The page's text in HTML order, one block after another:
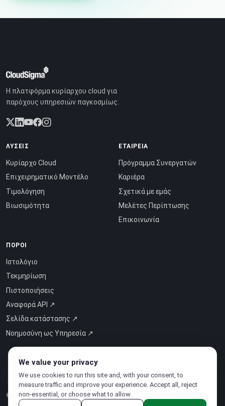
Η πλατφόρμα κυρίαρχου cloud για
παρόχους υπηρεσιών παγκοσμίως.
ΛΎΣΕΙΣ
Κυρίαρχο Cloud
Επιχειρηματικό Μοντέλο
Τιμολόγηση
Βιωσιμότητα
ΕΤΑΙΡΕΊΑ
Πρόγραμμα Συνεργατών
Καριέρα
Σχετικά με εμάς
Μελέτες Περίπτωσης
Επικοινωνία
ΠΌΡΟΙ
Ιστολόγιο
Τεκμηρίωση
Πιστοποιήσεις
Αναφορά API ↗
Σελίδα κατάστασης ↗
Νοημοσύνη ως Υπηρεσία ↗
© 2026 CloudSigma Holding AG.Όλα τα δικαιώματα διατηρούνται
We value your privacy
We use cookies to run this site and, with your consent, to
measure traffic and improve your experience. Accept all, reject
non-essential, or choose what to allow.